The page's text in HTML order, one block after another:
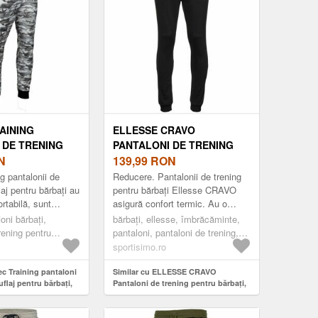
TRENING
URBAN
pantalonii de
pentru bărbați au
sunt
Se strâng
bărbați,
pentru
Training pantaloni
pentru bărbați,
ELLESSE CRAVO
PANTALONI DE TRENING
PENTRU BĂRBAȚI, NEGRU,
MĂRIME
139,99 RON
Reducere. Pantalonii de trening
pentru bărbați Ellesse CRAVO
asigură confort termic. Au o
croială clasică, cu talie elastică
ce poate fi ajustată cu ușurință...
bărbați, ellesse, îmbrăcăminte,
pantaloni, pantaloni de trening,
fashion, negru
sportisimo.ro
Similar cu ELLESSE CRAVO
Pantaloni de trening pentru bărbați,
negru, mărime